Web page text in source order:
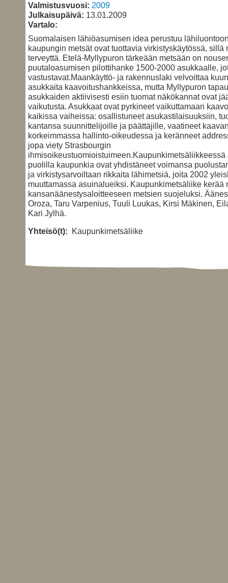
Valmistusvuosi: 2009
Julkaisupäivä: 13.01.2009
Vartalo:
Suomalaisen lähiöasumisen idea perustuu
kaupungin metsät ovat tuottavia virkistyskäytössä, sillä
terveyttä. Etelä-Myllypuron tärkeään metsään on
puutaloasumisen pilottihanke 1500-2000 asukkaalle,
vastustavat.Maankäyttö- ja rakennuslaki velvoittaa
asukkaita kaavoitushankkeissa, mutta Myllypuron
asukkaiden aktiivisesti esiin tuomat näkökannat ovat
vaikutusta. Asukkaat ovat pyrkineet vaikuttamaan
kaikissa vaiheissa: osallistuneet asukastilaisuuksiin,
kantansa suunnittelijoille ja päättäjille, vaatineet
korkeimmassa hallinto-oikeudessa ja keränneet
jopa viety Strasbourgin
ihmisoikeustuomioistuimeen.Kaupunkimetsäliikkeessä
puolilla kaupunkia ovat yhdistäneet voimansa
ja virkistysarvoiltaan rikkaita lähimetsiä, joita 2002
muuttamassa asuinalueiksi. Kaupunkimetsäliike kerää
kansanäänestysaloitteeseen metsien suojeluksi.
Oroza, Taru Varpenius, Tuuli Luukas, Kirsi Mäkinen,
Kari Jylhä.
Yhteisö(t): Kaupunkimetsäliike